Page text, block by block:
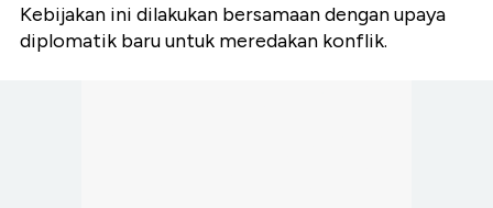
Kebijakan ini dilakukan bersamaan dengan upaya
diplomatik baru untuk meredakan konflik.